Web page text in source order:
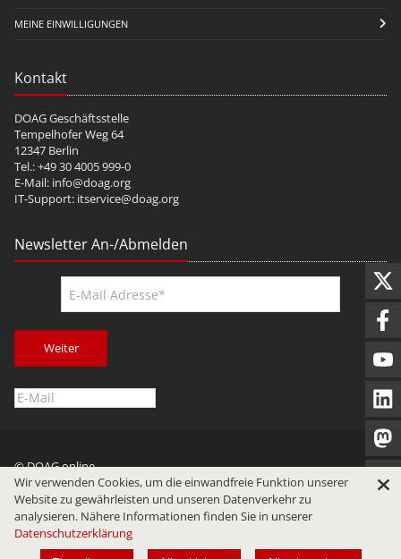
MEINE EINWILLIGUNGEN
Kontakt
DOAG Geschäftsstelle
Tempelhofer Weg 64
12347 Berlin
Tel.: +49 30 4005 999-0
E-Mail: info@doag.org
IT-Support: itservice@doag.org
Newsletter An-/Abmelden
Weiter
© DOAG online
Impressum
Datenschutz Nutzungsbedingungen
Wir verwenden Cookies, um die einwandfreie Funktion unserer
Website zu gewährleisten und unseren Datenverkehr zu
analysieren. Nähere Informationen finden Sie in unserer
Datenschutzerklärung